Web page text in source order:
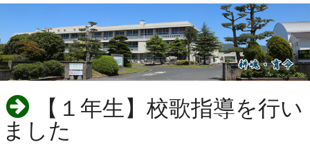
【１年生】校歌指導を行い
ました